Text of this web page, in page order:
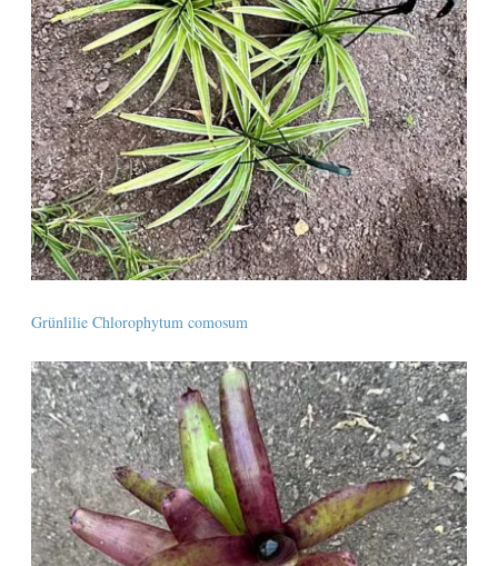
Grünlilie Chlorophytum comosum